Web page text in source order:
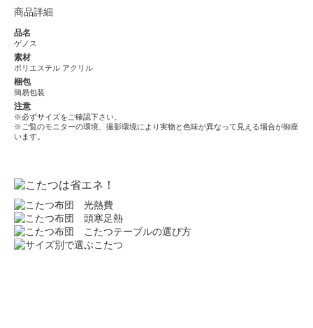
商品詳細
品名
ゲノス
素材
ポリエステル アクリル
梱包
簡易包装
注意
※必ずサイズをご確認下さい。
※ご覧のモニターの環境、撮影環境により実物と色味が異なって見える場合が御座
います。